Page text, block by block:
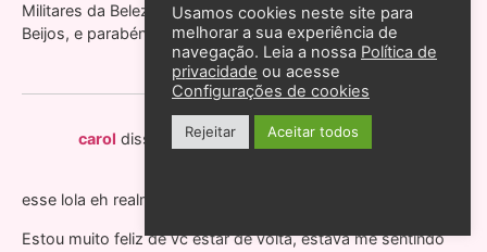
Militares da Beleza feminina te espero!
Beijos, e parabéns pelo o blog.
carol disse: 1 de fevereiro de 2012 às 17:19
esse lola eh realmente Divo *–*
Estou muito feliz de vc estar de volta, estava me sentindo
Usamos cookies neste site para
melhorar a sua experiência de
navegação. Leia a nossa Política de
privacidade ou acesse
Configurações de cookies
Rejeitar Aceitar todos